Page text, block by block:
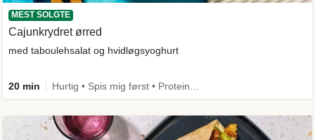
MEST SOLGTE
Cajunkrydret ørred
med taboulehsalat og hvidløgsyoghurt
20 min